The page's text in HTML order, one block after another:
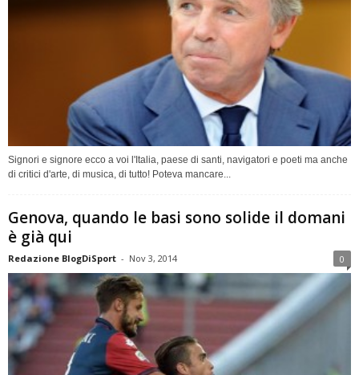
Signori e signore ecco a voi l'Italia, paese di santi, navigatori e poeti ma anche
di critici d'arte, di musica, di tutto! Poteva mancare...
Genova, quando le basi sono solide il domani
è già qui
Redazione BlogDiSport - Nov 3, 2014 0